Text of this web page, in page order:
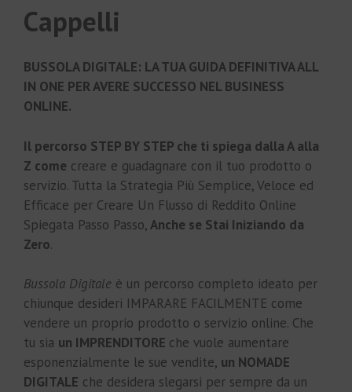
Cappelli
BUSSOLA DIGITALE: LA TUA GUIDA DEFINITIVA ALL
IN ONE PER AVERE SUCCESSO NEL BUSINESS
ONLINE.
Il percorso STEP BY STEP che ti spiega dalla A alla
Z come creare e guadagnare con il tuo prodotto o
servizio. Tutta la Strategia Più Semplice, Veloce ed
Efficace per Creare Un Flusso di Reddito Online
Spiegata Passo Passo,Anche se Stai Iniziando da
Zero.
Bussola Digitale è un percorso completo ideato per
chiunque desideri IMPARARE FACILMENTE come
vendere un proprio prodotto o servizio online. Che
tu sia un IMPRENDITORE che vuole aumentare
esponenzialmente le sue vendite, un NOMADE
DIGITALE che desidera slegarsi per sempre da un